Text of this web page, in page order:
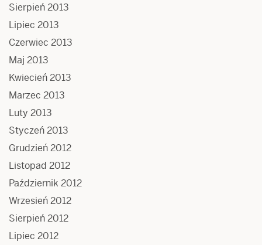
Sierpień 2013
Lipiec 2013
Czerwiec 2013
Maj 2013
Kwiecień 2013
Marzec 2013
Luty 2013
Styczeń 2013
Grudzień 2012
Listopad 2012
Październik 2012
Wrzesień 2012
Sierpień 2012
Lipiec 2012